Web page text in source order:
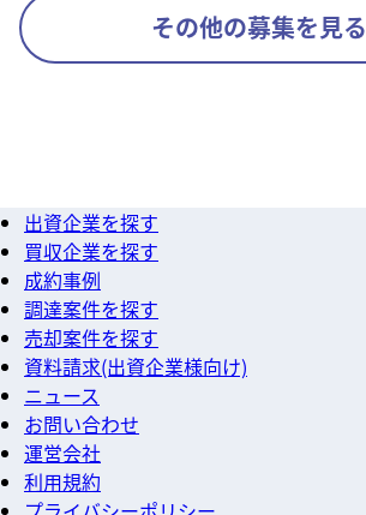
その他の募集を見る
出資企業を探す
買収企業を探す
成約事例
調達案件を探す
売却案件を探す
資料請求(出資企業様向け)
ニュース
お問い合わせ
運営会社
利用規約